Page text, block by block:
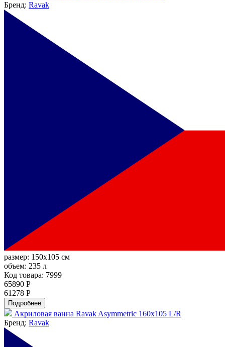
Бренд: Ravak
размер: 150x105 см
объем: 235 л
Код товара: 7999
65890 Р
61278 Р
Подробнее
Акриловая ванна Ravak Asymmetric 160x105 L/R
Бренд: Ravak